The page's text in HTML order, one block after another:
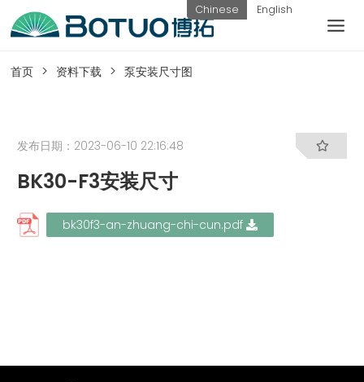
工作日热线
电话：
0576-
提交询
价
联系我
们
首页 资料下载 泵安装尺寸图
发布日期：2023-06-10 22:16:48
BK30-F3安装尺寸
bk30f3-an-zhuang-chi-cun.pdf
Chinese English